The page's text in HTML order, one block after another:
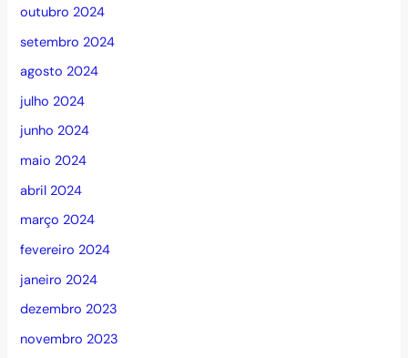
outubro 2024
setembro 2024
agosto 2024
julho 2024
junho 2024
maio 2024
abril 2024
março 2024
fevereiro 2024
janeiro 2024
dezembro 2023
novembro 2023